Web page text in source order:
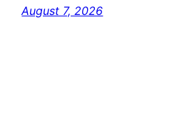
August 7, 2026